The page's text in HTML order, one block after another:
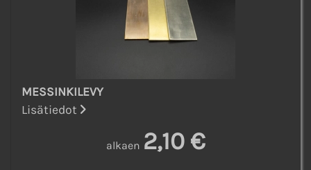
MESSINKILEVY
Lisätiedot
alkaen 2,10 €